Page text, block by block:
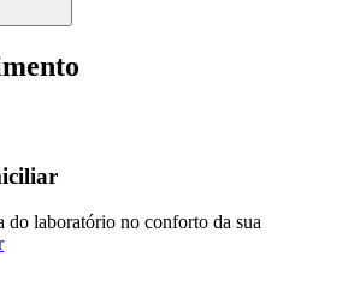
do laboratório no conforto da sua